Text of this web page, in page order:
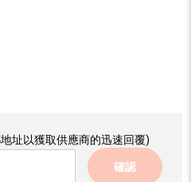
址以獲取供應商的迅速回覆)
確認